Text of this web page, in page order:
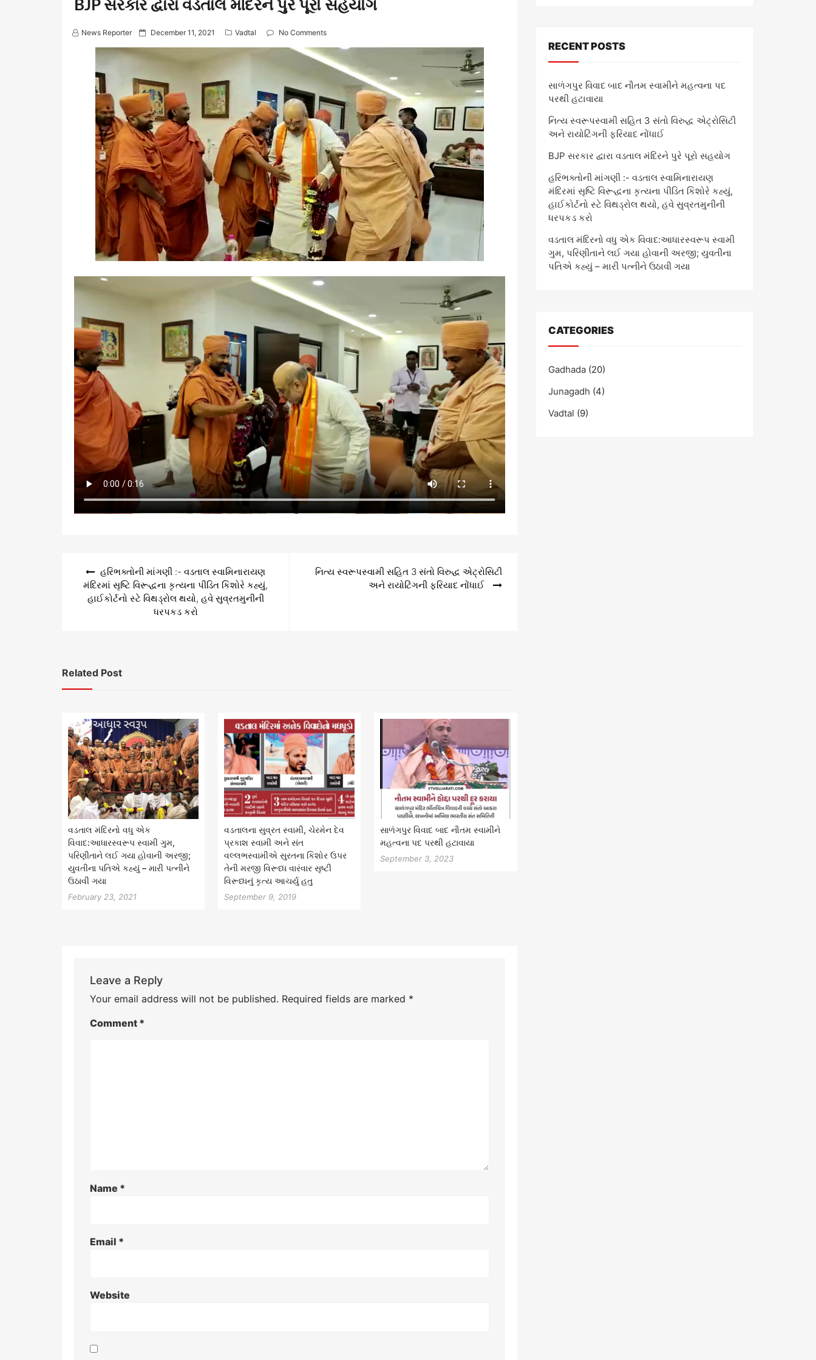
BJP સરકાર દ્વારા વડતાલ મંદિરને પુરે પૂરો સહયોગ
News Reporter
P
d
o
December 11, 2021 Vadtal No Comments
navigation
હરિભક્તોની માંગણી :- વડતાલ સ્વામિનારાયણ
મંદિરમાં સૃષ્ટિ વિરૂદ્ધના કૃત્યના પીડિત કિશોરે કહ્યું,
હાઈકોર્ટનો સ્ટે વિથડ્રોલ થયો, હવે સુવ્રતમુનીની
ધરપકડ કરો
નિત્ય સ્વરૂપસ્વામી સહિત 3 સંતો વિરુદ્ધ એટ્રોસિટી
અને રાયોટિંગની ફરિયાદ નોંધાઈ
Related Post
વડતાલ મંદિરનો વધુ એક
વિવાદ:આધારસ્વરૂપ સ્વામી ગુમ,
પરિણીતાને લઈ ગયા હોવાની અરજી;
યુવતીના પતિએ કહ્યું – મારી પત્નીને
ઉઠાવી ગયા
February 23, 2021
વડતાલના સુવ્રત સ્વામી, ચેરમેન દેવ
પ્રકાશ સ્વામી અને સંત
વલ્લભસ્વામીએ સુરતના કિશોર ઉપર
તેની મરજી વિરૂધ્ધ વારંવાર સૃષ્ટી
વિરૂધ્ધનું કૃત્ય આચર્યુ હતુ
September 9, 2019
સાળંગપુર વિવાદ બાદ નૌતમ સ્વામીને
મહત્વના પદ પરથી હટાવાયા
September 3, 2023
Leave a Reply
Your email address will not be published. Required fields are marked *
Comment *
Name *
Email *
Website
RECENT POSTS
સાળંગપુર વિવાદ બાદ નૌતમ સ્વામીને મહત્વના પદ
પરથી હટાવાયા
નિત્ય સ્વરૂપસ્વામી સહિત 3 સંતો વિરુદ્ધ એટ્રોસિટી
અને રાયોટિંગની ફરિયાદ નોંધાઈ
BJP સરકાર દ્વારા વડતાલ મંદિરને પુરે પૂરો સહયોગ
હરિભક્તોની માંગણી :- વડતાલ સ્વામિનારાયણ
મંદિરમાં સૃષ્ટિ વિરૂદ્ધના કૃત્યના પીડિત કિશોરે કહ્યું,
હાઈકોર્ટનો સ્ટે વિથડ્રોલ થયો, હવે સુવ્રતમુનીની
ધરપકડ કરો
વડતાલ મંદિરનો વધુ એક વિવાદ:આધારસ્વરૂપ સ્વામી
ગુમ, પરિણીતાને લઈ ગયા હોવાની અરજી; યુવતીના
પતિએ કહ્યું – મારી પત્નીને ઉઠાવી ગયા
CATEGORIES
Gadhada (20)
Junagadh (4)
Vadtal (9)